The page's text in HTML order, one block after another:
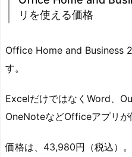
リを使える価格
Office Home and Business
す。
ExcelだけではなくWord、
OneNoteなどOfficeアプリが
価格は、43,980円（税込）。